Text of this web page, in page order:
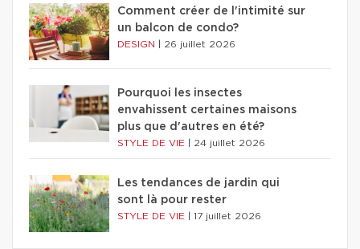
Comment créer de l'intimité sur
un balcon de condo?
DESIGN 26 juillet 2026
Pourquoi les insectes
envahissent certaines maisons
plus que d'autres en été?
STYLE DE VIE 24 juillet 2026
Les tendances de jardin qui
sont là pour rester
STYLE DE VIE 17 juillet 2026